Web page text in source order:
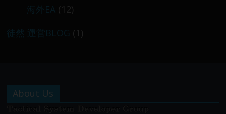
海外EA (12)
徒然 運営BLOG (1)
About Us